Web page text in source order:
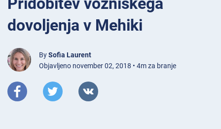
dovoljenja v Mehiki
BySofia Laurent
Objavljeno november 02, 2018 • 4m za branje